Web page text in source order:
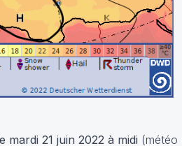
mardi 21 juin 2022 à midi (météo